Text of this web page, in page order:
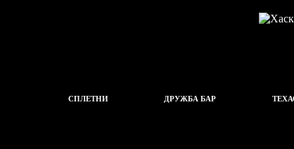
СПЛЕТНИ ДРУЖБА БАР